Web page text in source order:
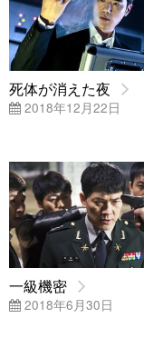
死体が消えた夜
2018年12月22日
一級機密
2018年6月30日